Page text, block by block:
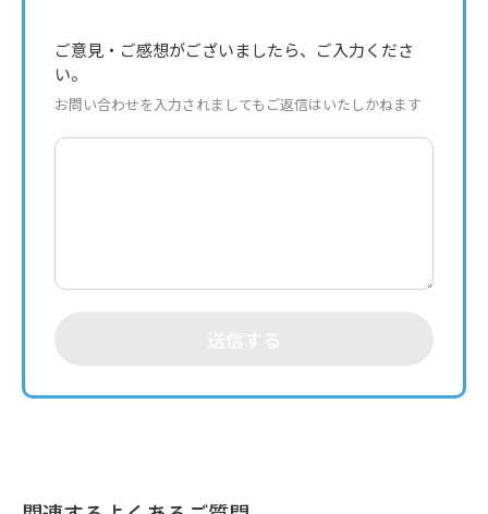
ご意見・ご感想がございましたら、ご入力くださ
い。
お問い合わせを入力されましてもご返信はいたしかねます
送信する